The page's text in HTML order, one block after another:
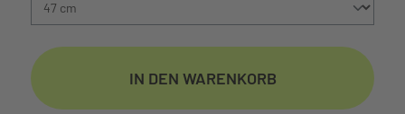
IN DEN WARENKORB